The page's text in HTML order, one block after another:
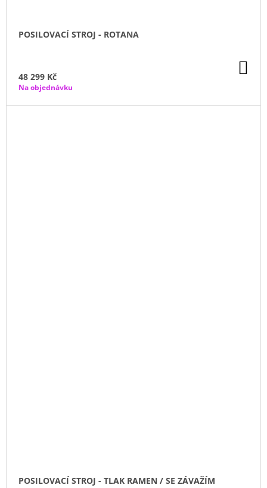
POSILOVACÍ STROJ - ROTANA
48 299 Kč
Na objednávku
POSILOVACÍ STROJ - TLAK RAMEN / SE ZÁVAŽÍM